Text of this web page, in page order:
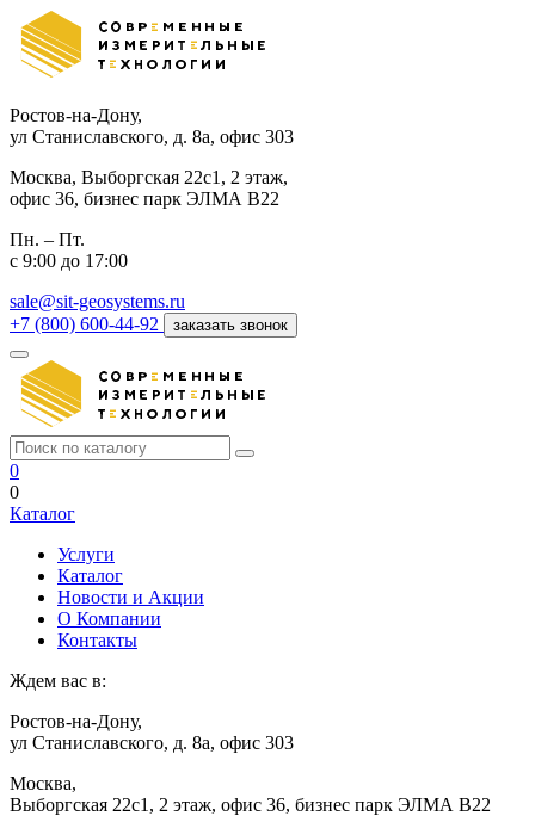
Ростов-на-Дону,
ул Станиславского, д. 8а, офис 303
Москва, Выборгская 22с1, 2 этаж,
офис 36, бизнес парк ЭЛМА В22
Пн. – Пт.
с 9:00 до 17:00
sale@sit-geosystems.ru
+7 (800) 600-44-92
заказать звонок
0
0
Каталог
Услуги
Каталог
Новости и Акции
О Компании
Контакты
Ждем вас в:
Ростов-на-Дону,
ул Станиславского, д. 8а, офис 303
Москва,
Выборгская 22с1, 2 этаж, офис 36, бизнес парк ЭЛМА В22